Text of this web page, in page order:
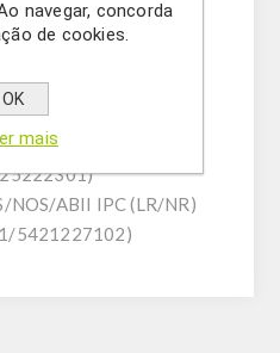
(LR) AgroBorder II
II Screen Soja
35S/AgroBorder II
NOS/ABII IPC (LR/NR)
5421227102)
navegar, concorda
de cookies.
OK
mais